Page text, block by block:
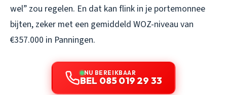
wel” zou regelen. En dat kan flink in je portemonnee
bijten, zeker met een gemiddeld WOZ-niveau van
€357.000 in Panningen.
NU BEREIKBAAR
BEL 085 019 29 33